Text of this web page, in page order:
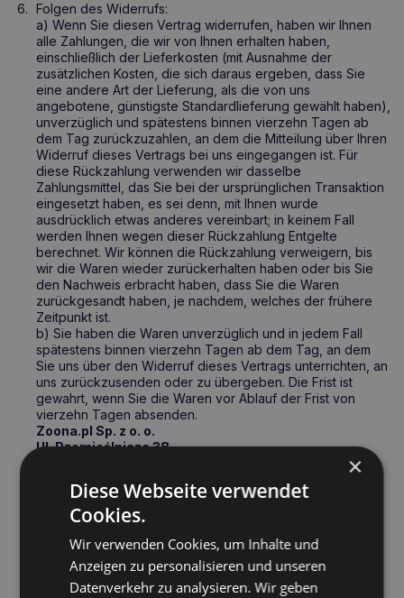
Folgen des Widerrufs:
a) Wenn Sie diesen Vertrag widerrufen, haben wir Ihnen
alle Zahlungen, die wir von Ihnen erhalten haben,
einschließlich der Lieferkosten (mit Ausnahme der
zusätzlichen Kosten, die sich daraus ergeben, dass Sie
eine andere Art der Lieferung, als die von uns
angebotene, günstigste Standardlieferung gewählt haben),
unverzüglich und spätestens binnen vierzehn Tagen ab
dem Tag zurückzuzahlen, an dem die Mitteilung über Ihren
Widerruf dieses Vertrags bei uns eingegangen ist. Für
diese Rückzahlung verwenden wir dasselbe
Zahlungsmittel, das Sie bei der ursprünglichen Transaktion
eingesetzt haben, es sei denn, mit Ihnen wurde
ausdrücklich etwas anderes vereinbart; in keinem Fall
werden Ihnen wegen dieser Rückzahlung Entgelte
berechnet. Wir können die Rückzahlung verweigern, bis
wir die Waren wieder zurückerhalten haben oder bis Sie
den Nachweis erbracht haben, dass Sie die Waren
zurückgesandt haben, je nachdem, welches der frühere
Zeitpunkt ist.
b) Sie haben die Waren unverzüglich und in jedem Fall
spätestens binnen vierzehn Tagen ab dem Tag, an dem
Sie uns über den Widerruf dieses Vertrags unterrichten, an
uns zurückzusenden oder zu übergeben. Die Frist ist
gewahrt, wenn Sie die Waren vor Ablauf der Frist von
vierzehn Tagen absenden.
Zoona.pl Sp. z o. o.
Ul. Rzemieślnicza 38
c) Sie tragen die unmittelbaren Kosten der Rücksendung
der Waren.
nur aufkommen, wenn dieser Wertverlust auf einen zur
Prüfung der Beschaffenheit, Eigenschaften und
Funktionsweise der Waren nicht notwendigen Umgang mit
ihnen zurückzuführen ist.
×
Diese Webseite verwendet
Cookies.
Wir verwenden Cookies, um Inhalte und
Anzeigen zu personalisieren und unseren
Datenverkehr zu analysieren. Wir geben